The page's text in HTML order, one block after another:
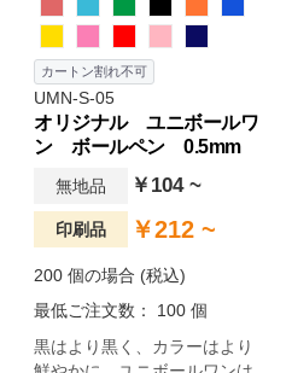
カートン割れ不可
UMN-S-05
オリジナル ユニボールワ
ン ボールペン 0.5mm
無地品 ￥104 ~
印刷品 ￥212 ~
200 個の場合 (税込)
最低ご注文数： 100 個
黒はより黒く、カラーはより